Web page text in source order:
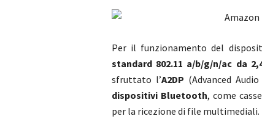
Per il funzionamento del
standard 802.11 a/b/g/n/ac da
sfruttato l’A2DP (Advanced
dispositivi Bluetooth, come
per la ricezione di file multimediali.